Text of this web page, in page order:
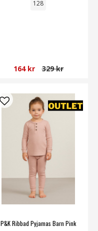
128
164 kr 329 kr
P&K Ribbad Pyjamas Barn Pink